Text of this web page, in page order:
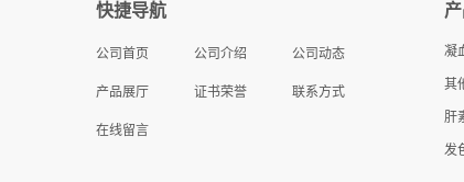
快捷导航
公司首页 公司介绍 公司动态
产品展厅 证书荣誉 联系方式
在线留言
凝
其
肝
发